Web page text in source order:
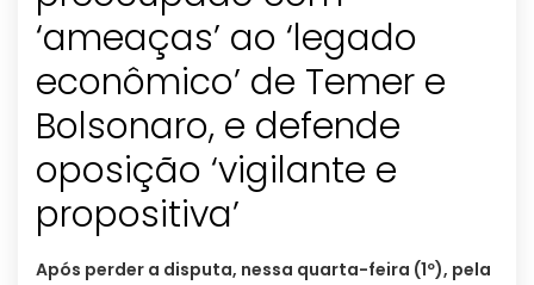
‘ameaças’ ao ‘legado
econômico’ de Temer e
Bolsonaro, e defende
oposição ‘vigilante e
propositiva’
Após perder a disputa, nessa quarta-feira (1º), pela